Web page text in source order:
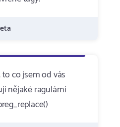
co jsem od vás
nějaké ragulární